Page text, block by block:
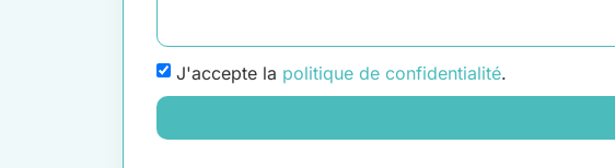
J'accepte la politique de confidentialité.